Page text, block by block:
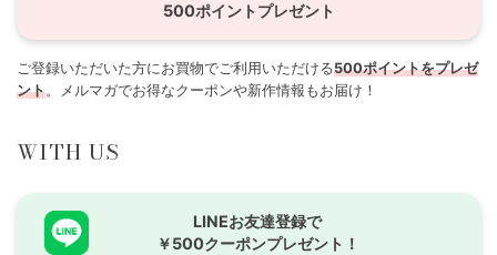
500ポイントプレゼント
ご登録いただいた方にお買物でご利用いただける500ポイントをプレゼ
ント。メルマガでお得なクーポンや新作情報もお届け！
WITH US
LINEお友達登録で
￥500クーポンプレゼント！